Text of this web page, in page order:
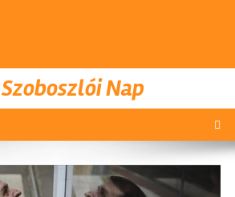
Szoboszlói Nap